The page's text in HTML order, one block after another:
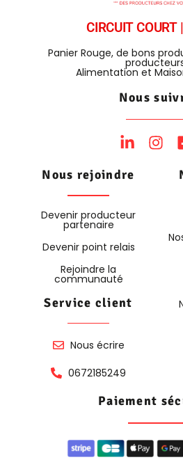
CIRCUIT COURT
Panier Rouge, de bons
Alimentation et
Nous
Nous rejoindre
Devenir producteur
partenaire
Devenir point relais
Rejoindre la
communauté
Service client
Nous écrire
0672185249
Paiement